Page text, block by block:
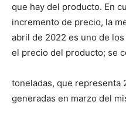
que hay del producto. En
incremento de precio, la
abril de 2022 es uno de
el precio del producto; se
toneladas, que representa
generadas en marzo del